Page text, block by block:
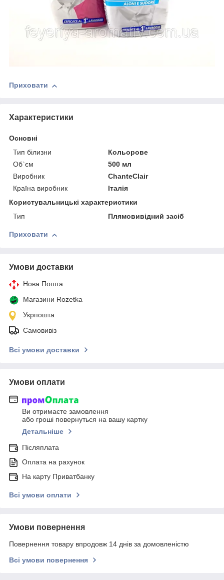
Приховати
Характеристики
Основні
Тип білизни
Кольорове
Об`єм
500 мл
Виробник
ChanteClair
Країна виробник
Італія
Користувальницькі характеристики
Тип
Плямовивідний засіб
Приховати
Умови доставки
Нова Пошта
Магазини Rozetka
Укрпошта
Самовивіз
Всі умови доставки
Умови оплати
Ви отримаєте замовлення
або гроші повернуться на вашу картку
Детальніше
Післяплата
Оплата на рахунок
На карту Приватбанку
Всі умови оплати
Умови повернення
Повернення товару впродовж 14 днів за домовленістю
Всі умови повернення